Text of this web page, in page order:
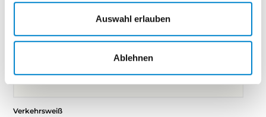
Auswahl erlauben
Ablehnen
Verkehrsweiß